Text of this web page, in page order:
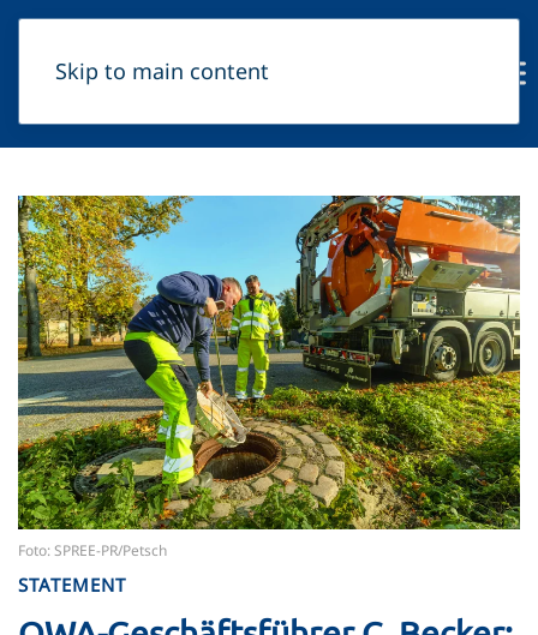
Skip to main content
Foto: SPREE-PR/Petsch
STATEMENT